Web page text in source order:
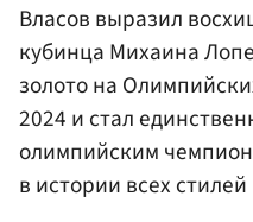
Власов выразил
кубинца Михаина
золото на
2024 и стал
олимпийским
в истории всех